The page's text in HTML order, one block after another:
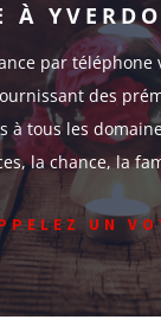
À
par
des
à tous les
la chance, la
UN